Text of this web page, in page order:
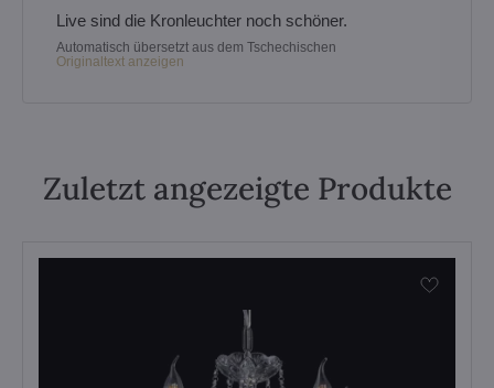
Live sind die Kronleuchter noch schöner.
Automatisch übersetzt aus dem Tschechischen
Originaltext anzeigen
Zuletzt angezeigte Produkte